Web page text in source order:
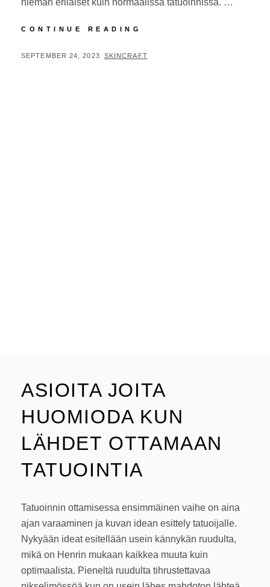
hieman erilaiset kuin normaalissa tatuoinnissa. …
CONTINUE READING
–
POSTED
SEPTEMBER 24, 2023 BY
SKINCRAFT
ASIOITA JOITA
HUOMIODA KUN
LÄHDET OTTAMAAN
TATUOINTIA
Tatuoinnin ottamisessa ensimmäinen vaihe on aina
ajan varaaminen ja kuvan idean esittely tatuoijalle.
Nykyään ideat esitellään usein kännykän ruudulta,
mikä on Henrin mukaan kaikkea muuta kuin
optimaalista. Pieneltä ruudulta tihrustettavaa